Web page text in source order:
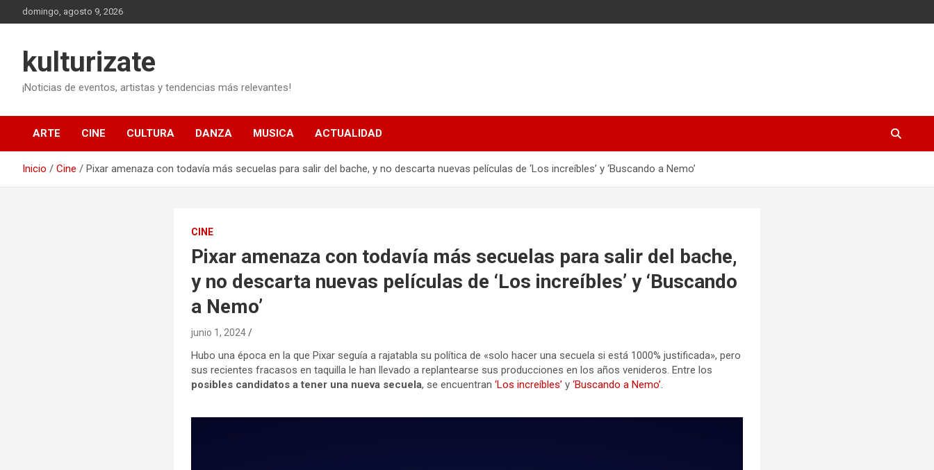
al
domingo, agosto 9, 2026
kulturizate
¡Noticias de eventos, artistas y tendencias más relevantes!
ARTE CINE CULTURA DANZA MUSICA ACTUALIDAD
Inicio Cine Pixar amenaza con todavía más secuelas para salir del bache, y no descarta nuevas películas de ‘Los increíbles’ y ‘Buscando a Nemo’
CINE
Pixar amenaza con todavía más secuelas para salir del bache,
y no descarta nuevas películas de ‘Los increíbles’ y ‘Buscando
a Nemo’
junio 1, 2024
Hubo una época en la que Pixar seguía a rajatabla su política de «solo hacer una secuela si está 1000% justificada», pero
sus recientes fracasos en taquilla le han llevado a replantearse sus producciones en los años venideros. Entre los
posibles candidatos a tener una nueva secuela, se encuentran‘Los increíbles’ y‘Buscando a Nemo’.